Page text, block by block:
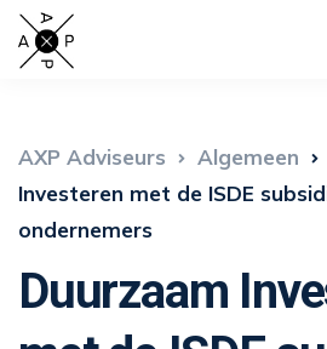
AXP Adviseurs Algemeen
Investeren met de ISDE
ondernemers
Duurzaam